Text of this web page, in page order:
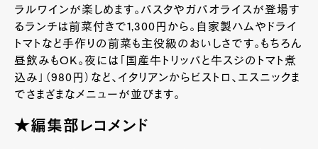
ラルワインが楽しめます。パスタやガパオライスが登場す
るランチは前菜付きで1,300円から。自家製ハムやドライ
トマトなど手作りの前菜も主役級のおいしさです。もちろん
昼飲みもOK。夜には「国産牛トリッパと牛スジのトマト煮
込み」（980円）など、イタリアンからビストロ、エスニックま
でさまざまなメニューが並びます。
★編集部レコメンド